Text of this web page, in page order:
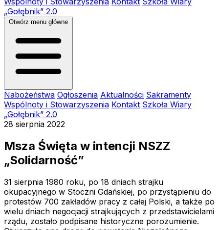
„Gołębnik” 2.0
Otwórz menu główne
Nabożeństwa Ogłoszenia Aktualności Sakramenty
Wspólnoty i Stowarzyszenia Kontakt Szkoła Wiary
„Gołębnik” 2.0
28 sierpnia 2022
Msza Święta w intencji NSZZ
„Solidarność”
31 sierpnia 1980 roku, po 18 dniach strajku
okupacyjnego w Stoczni Gdańskiej, po przystąpieniu do
protestów 700 zakładów pracy z całej Polski, a także po
wielu dniach negocjacji strajkujących z przedstawicielami
rządu, zostało podpisane historyczne porozumienie.